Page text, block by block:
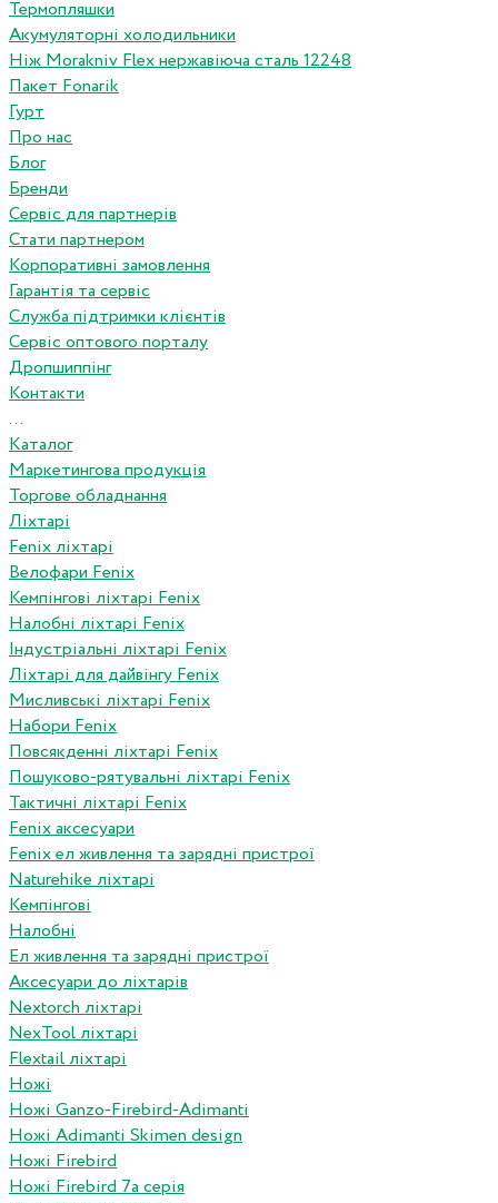
Термопляшки
Акумуляторні холодильники
Ніж Morakniv Flex нержавіюча сталь 12248
Пакет Fonarik
Гурт
Про нас
Блог
Бренди
Сервіс для партнерів
Стати партнером
Корпоративні замовлення
Гарантія та сервіс
Служба підтримки клієнтів
Сервіс оптового порталу
Дропшиппінг
Контакти
...
Каталог
Маркетингова продукція
Торгове обладнання
Ліхтарі
Fenix ліхтарі
Велофари Fenix
Кемпінгові ліхтарі Fenix
Налобні ліхтарі Fenix
Індустріальні ліхтарі Fenix
Ліхтарі для дайвінгу Fenix
Мисливські ліхтарі Fenix
Набори Fenix
Повсякденні ліхтарі Fenix
Пошуково-рятувальні ліхтарі Fenix
Тактичні ліхтарі Fenix
Fenix аксесуари
Fenix ел живлення та зарядні пристрої
Naturehike ліхтарі
Кемпінгові
Налобні
Ел живлення та зарядні пристрої
Аксесуари до ліхтарів
Nextorch ліхтарі
NexTool ліхтарі
Flextail ліхтарі
Ножі
Ножі Ganzo-Firebird-Adimanti
Ножі Adimanti Skimen design
Ножі Firebird
Ножі Firebird 7а серія